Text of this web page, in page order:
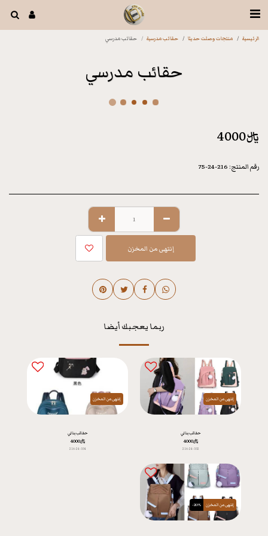
الرئيسية منتجات وصلت حديثا حقائب مدرسية حقائب مدرسي
حقائب مدرسي
4000﷼
رقم المنتج:216-24-75
إنتهى من المخزن
ربما يعجبك أيضا
إنتهى من المخزن
حقائب بناتي
4000﷼
216-24-332
إنتهى من المخزن
حقائب بناتي
4000﷼
216-24-334
إنتهى من المخزن -20%